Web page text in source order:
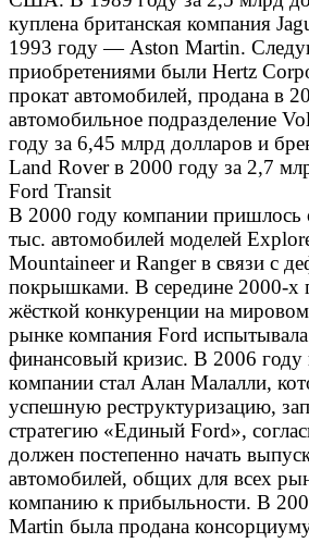
куплена британская компания
1993 году — Aston Martin.
приобретениями были Hertz
прокат автомобилей, продана в
автомобильное подразделение
году за 6,45 млрд долларов и
Land Rover в 2000 году за 2,7
Ford Transit
В 2000 году компании пришлось
тыс. автомобилей моделей
Mountaineer и Ranger в связи с
покрышками. В середине 2000-х
жёсткой конкуренции на
рынке компания Ford
финансовый кризис. В 2006 году
компании стал Алан Малалли,
успешную реструктуризацию,
стратегию «Единый Ford»,
должен постепенно начать
автомобилей, общих для всех
компанию к прибыльности. В
Martin была продана